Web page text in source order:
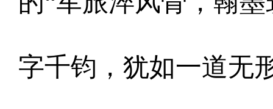
字千钧，犹如一道无